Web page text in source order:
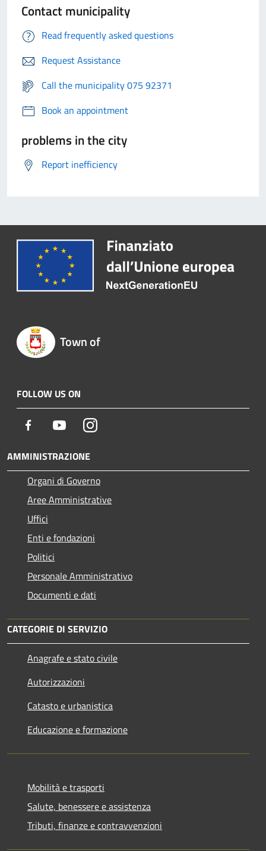
Contact municipality
Read frequently asked questions
Request Assistance
Call the municipality 075 92371
Book an appointment
problems in the city
Report inefficiency
Town of
FOLLOW US ON
Facebook YoutubeInstagram
AMMINISTRAZIONE
Organi di Governo
Aree Amministrative
Uffici
Enti e fondazioni
Politici
Personale Amministrativo
Documenti e dati
CATEGORIE DI SERVIZIO
Anagrafe e stato civile
Autorizzazioni
Catasto e urbanistica
Educazione e formazione
Mobilità e trasporti
Salute, benessere e assistenza
Tributi, finanze e contravvenzioni